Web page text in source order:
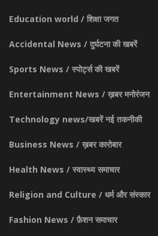
Education world / शिक्षा जगत
Accidental News / दुर्घटना की खबरें
Sports News / स्पोर्ट्स की खबरें
Entertainment News / ख़बर मनोरंजन
Technology news/खबरें नई तकनीकी
Business News / ख़बर कारोबार
Health News / स्वास्थ्य समाचार
Religion and Culture / धर्म और संस्कार
Fashion News / फ़ैशन समाचार